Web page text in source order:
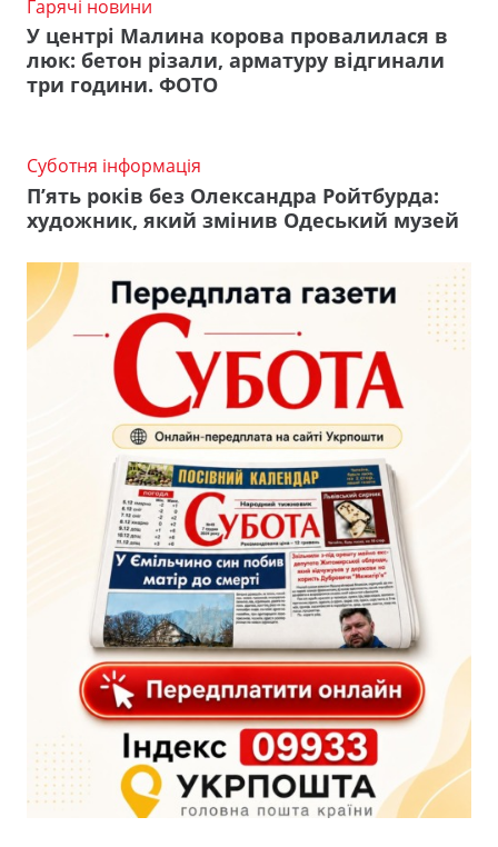
Гарячі новини
У центрі Малина корова провалилася в
люк: бетон різали, арматуру відгинали
три години. ФОТО
Суботня інформація
П’ять років без Олександра Ройтбурда:
художник, який змінив Одеський музей